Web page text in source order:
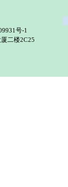
号-1
二楼2C25